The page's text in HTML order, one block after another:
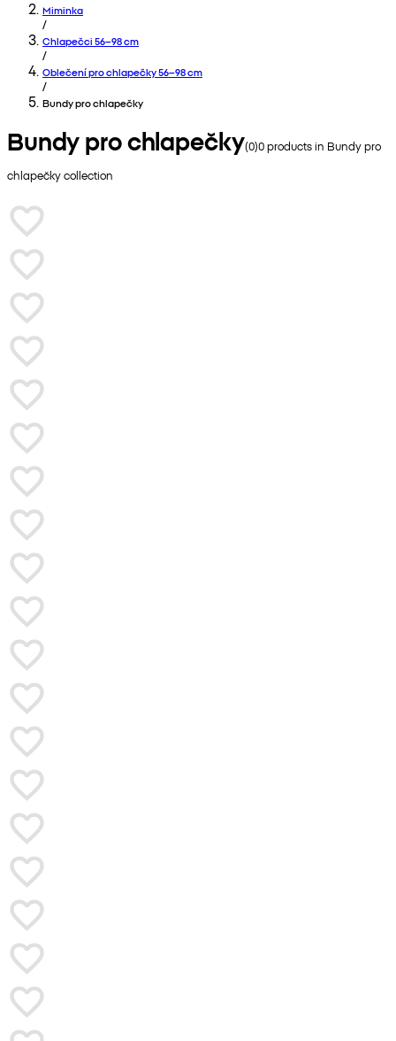
Miminka
/
Chlapečci 56–98 cm
/
Oblečení pro chlapečky 56–98 cm
/
Bundy pro chlapečky
Bundy pro chlapečky(0)0products in Bundy pro
chlapečkycollection